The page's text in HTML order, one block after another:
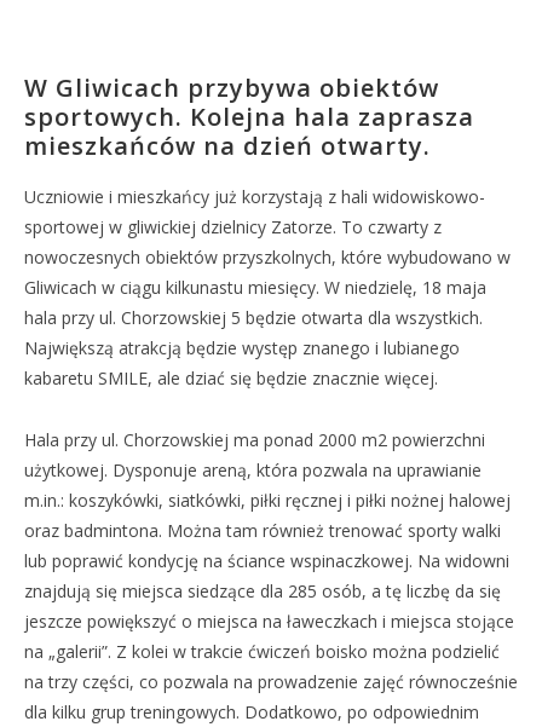
W Gliwicach przybywa obiektów
sportowych. Kolejna hala zaprasza
mieszkańców na dzień otwarty.
Uczniowie i mieszkańcy już korzystają z hali widowiskowo-
sportowej w gliwickiej dzielnicy Zatorze. To czwarty z
nowoczesnych obiektów przyszkolnych, które wybudowano w
Gliwicach w ciągu kilkunastu miesięcy. W niedzielę, 18 maja
hala przy ul. Chorzowskiej 5 będzie otwarta dla wszystkich.
Największą atrakcją będzie występ znanego i lubianego
kabaretu SMILE, ale dziać się będzie znacznie więcej.
Hala przy ul. Chorzowskiej ma ponad 2000 m2 powierzchni
użytkowej. Dysponuje areną, która pozwala na uprawianie
m.in.: koszykówki, siatkówki, piłki ręcznej i piłki nożnej halowej
oraz badmintona. Można tam również trenować sporty walki
lub poprawić kondycję na ściance wspinaczkowej. Na widowni
znajdują się miejsca siedzące dla 285 osób, a tę liczbę da się
jeszcze powiększyć o miejsca na ławeczkach i miejsca stojące
na „galerii”. Z kolei w trakcie ćwiczeń boisko można podzielić
na trzy części, co pozwala na prowadzenie zajęć równocześnie
dla kilku grup treningowych. Dodatkowo, po odpowiednim